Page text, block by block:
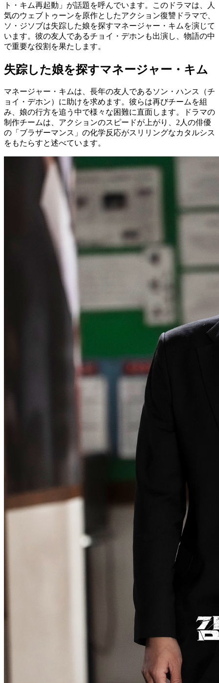
ト・キム再起動」が話題を呼んでいます。このドラマは、人
気のウェブトゥーンを原作としたアクション復讐ドラマで、
ソ・ジソブは失踪した娘を探すマネージャー・キムを演じて
います。彼の友人であるチョイ・デホンも出演し、物語の中
で重要な役割を果たします。
失踪した娘を探すマネージャー・キム
マネージャー・キムは、長年の友人であるソン・ハンス（チ
ョイ・デホン）に助けを求めます。彼らは再びチームを組
み、娘の行方を追う中で様々な困難に直面します。ドラマの
制作チームは、アクションのスピードが上がり、2人の俳優
の「ブラザーマンス」の化学反応がスリリングなカタルシス
をもたらすと述べています。